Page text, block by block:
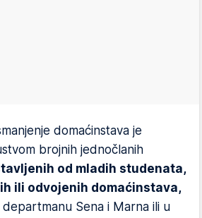
domaćinstava je
brojnih jednočlanih
od mladih studenata,
ili odvojenih domaćinstava,
Sena i Marna ili u